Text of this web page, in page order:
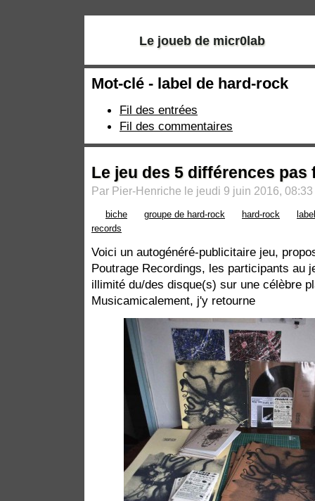
Le joueb de micr0lab
Mot-clé - label de hard-rock
Fil des entrées
Fil des commentaires
Le jeu des 5 différences pas
Par Pier-Henriche le jeudi 9 juin 2016,
biche groupe de hard-rock hard-rock
records
Voici un autogénéré-publicitaire jeu,
Poutrage Recordings, les participants au
illimité du/des disque(s) sur une célèbre
Musicamicalement, j'y retourne